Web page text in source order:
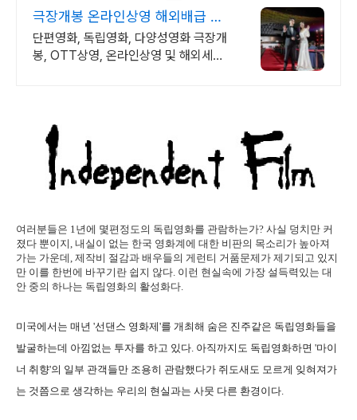
극장개봉 온라인상영 해외배급 영
화제출품 통합 무료대행
단편영화, 독립영화, 다양성영화 극장개
봉, OTT상영, 온라인상영 및 해외세일
여러분들은 1년에 몇편정도의 독립영화를 관람하는가? 사실 덩치만 커
졌다 뿐이지, 내실이 없는 한국 영화계에 대한 비판의 목소리가 높아져
가는 가운데, 제작비 절감과 배우들의 게런티 거품문제가 제기되고 있지
만 이를 한번에 바꾸기란 쉽지 않다. 이런 현실속에 가장 설득력있는 대
안 중의 하나는 독립영화의 활성화다.
미국에서는 매년 '선댄스 영화제'를 개최해 숨은 진주같은 독립영화들을
발굴하는데 아낌없는 투자를 하고 있다. 아직까지도 독립영화하면 '마이
너 취향'의 일부 관객들만 조용히 관람했다가 쥐도새도 모르게 잊혀져가
는 것쯤으로 생각하는 우리의 현실과는 사뭇 다른 환경이다.